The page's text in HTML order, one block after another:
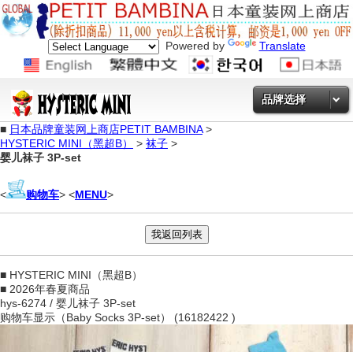
Powered by Translate
品牌选择
■ 日本品牌童装网上商店PETIT BAMBINA>
HYSTERIC MINI（黑超B）
> 袜子 >
婴儿袜子 3P-set
< 购物车> <MENU>
■ HYSTERIC MINI（黑超B）
■ 2026年春夏商品
hys-6274 / 婴儿袜子 3P-set
购物车显示（Baby Socks 3P-set） (16182422 )